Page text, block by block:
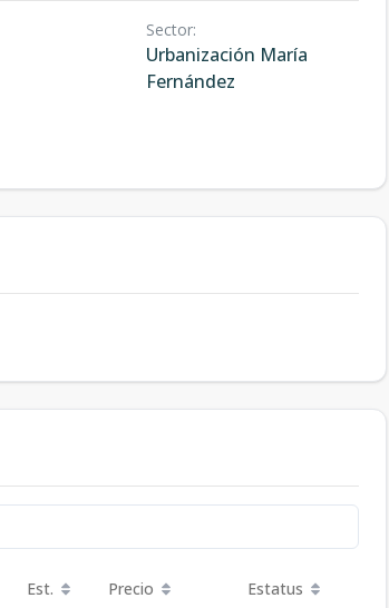
Sector:
Urbanización María
Fernández
Est. Precio Estatus